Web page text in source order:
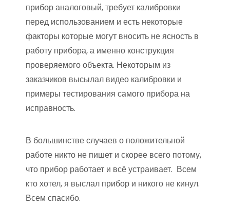
прибор аналоговый, требует калибровки
перед использованием и есть некоторые
факторы которые могут вносить не ясность в
работу прибора, а именно конструкция
проверяемого объекта. Некоторым из
заказчиков высылал видео калибровки и
примеры тестирования самого прибора на
исправность.
В большинстве случаев о положительной
работе никто не пишет и скорее всего потому,
что прибор работает и всё устраивает. Всем
кто хотел, я выслал прибор и никого не кинул.
Всем спасибо.